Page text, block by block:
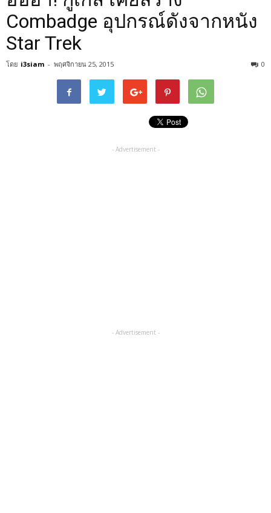
Combadge อุปกรณ์ดังจากหนัง
Star Trek
โดย i3siam - พฤศจิกายน 25, 2015 0
- Advertisement -
- Advertisement -